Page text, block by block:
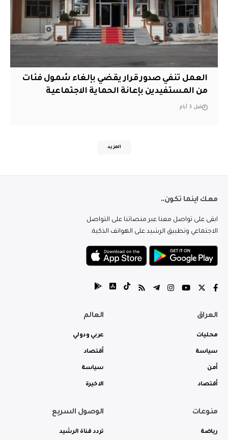
العمل تنفي صدور قرار يقضي بإلغاء شمول فئات
من المستفيدين بإعانة الحماية الاجتماعية
قبل 3 أيام
المزيد
معك اينما تكون..
ابقى على تواصل معنا عبر منصاتنا على التواصل
الاجتماعي وتطبيق الرشيد على الهواتف الذكية.
العراق
محليات
سياسة
أمن
أقتصاد
العالم
عربي ودولي
أقتصاد
سياسة
الاخيرة
منوعات
رياضة
الوصول السريع
تردد قناة الرشيد